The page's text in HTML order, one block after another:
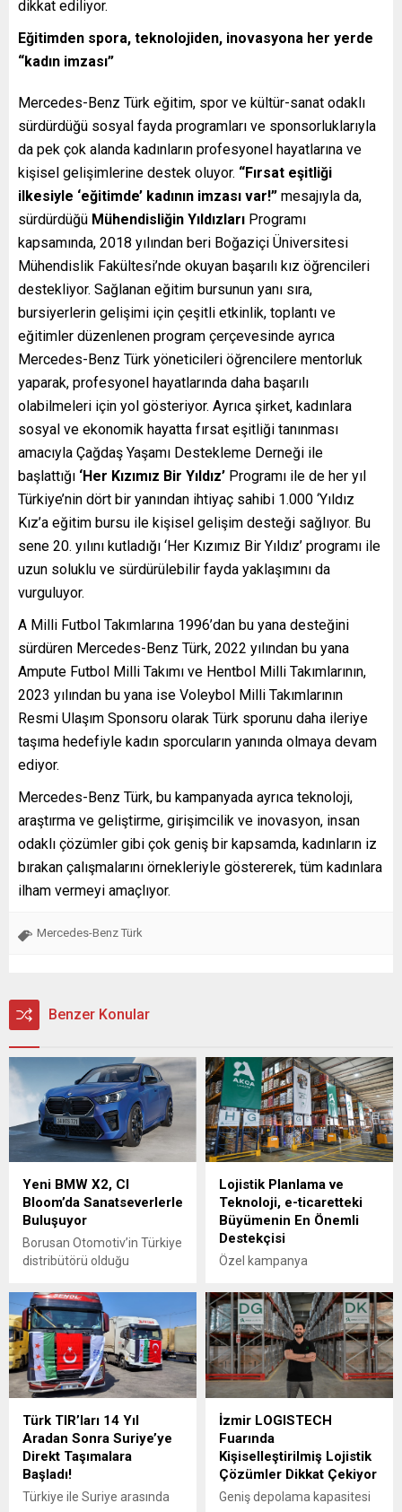
dikkat ediliyor.
Eğitimden spora, teknolojiden, inovasyona her yerde
“kadın imzası”
Mercedes-Benz Türk eğitim, spor ve kültür-sanat odaklı
sürdürdüğü sosyal fayda programları ve sponsorluklarıyla
da pek çok alanda kadınların profesyonel hayatlarına ve
kişisel gelişimlerine destek oluyor. “Fırsat eşitliği
ilkesiyle ‘eğitimde’ kadının imzası var!” mesajıyla da,
sürdürdüğü Mühendisliğin Yıldızları Programı
kapsamında, 2018 yılından beri Boğaziçi Üniversitesi
Mühendislik Fakültesi’nde okuyan başarılı kız öğrencileri
destekliyor. Sağlanan eğitim bursunun yanı sıra,
bursiyerlerin gelişimi için çeşitli etkinlik, toplantı ve
eğitimler düzenlenen program çerçevesinde ayrıca
Mercedes-Benz Türk yöneticileri öğrencilere mentorluk
yaparak, profesyonel hayatlarında daha başarılı
olabilmeleri için yol gösteriyor. Ayrıca şirket, kadınlara
sosyal ve ekonomik hayatta fırsat eşitliği tanınması
amacıyla Çağdaş Yaşamı Destekleme Derneği ile
başlattığı ‘Her Kızımız Bir Yıldız’ Programı ile de her yıl
Türkiye’nin dört bir yanından ihtiyaç sahibi 1.000 ‘Yıldız
Kız’a eğitim bursu ile kişisel gelişim desteği sağlıyor. Bu
sene 20. yılını kutladığı ‘Her Kızımız Bir Yıldız’ programı ile
uzun soluklu ve sürdürülebilir fayda yaklaşımını da
vurguluyor.
A Milli Futbol Takımlarına 1996’dan bu yana desteğini
sürdüren Mercedes-Benz Türk, 2022 yılından bu yana
Ampute Futbol Milli Takımı ve Hentbol Milli Takımlarının,
2023 yılından bu yana ise Voleybol Milli Takımlarının
Resmi Ulaşım Sponsoru olarak Türk sporunu daha ileriye
taşıma hedefiyle kadın sporcuların yanında olmaya devam
ediyor.
Mercedes-Benz Türk, bu kampanyada ayrıca teknoloji,
araştırma ve geliştirme, girişimcilik ve inovasyon, insan
odaklı çözümler gibi çok geniş bir kapsamda, kadınların iz
bırakan çalışmalarını örnekleriyle göstererek, tüm kadınlara
ilham vermeyi amaçlıyor.
Mercedes-Benz Türk
Benzer Konular
Yeni BMW X2, CI
Bloom’da Sanatseverlerle
Buluşuyor
Borusan Otomotiv’in Türkiye
distribütörü olduğu
Coupé (SAC) sınıfındaki
modeli Yeni BMW X2,
Borusan Contemporary iş
birliğiyle Universal
Everything stüdyosunun
1000 Hands isimli projesi
Sanat Fuarı’nda
sanatseverlerle buluşuyor.
BMW Türkiye, bu yıl
üçüncüsü düzenlenen CI
Bloom’da bu kez Spor
Lojistik Planlama ve
Teknoloji, e-ticaretteki
Büyümenin En Önemli
Destekçisi
Özel kampanya
ayı bu yıl da e-ticaretin en
yoğun dönemi oldu. İş
ortaklarına yenilikçi ve
kişiselleştirilmiş lojistik
çözümler sunan Akca
Lojistik, Kasım ayında geçen
sipariş adedinde %80’lik
artış kaydetti. Akca Lojistik
Genel Müdürü Enes Akça,
“Bugün e-ticaretin genel
ticaret içindeki payının
Türk TIR’ları 14 Yıl
Aradan Sonra Suriye’ye
Direkt Taşımalara
Başladı!
Türkiye ile Suriye arasında
İzmir LOGISTECH
Fuarında
Kişiselleştirilmiş Lojistik
Çözümler Dikkat Çekiyor
Geniş depolama kapasitesi